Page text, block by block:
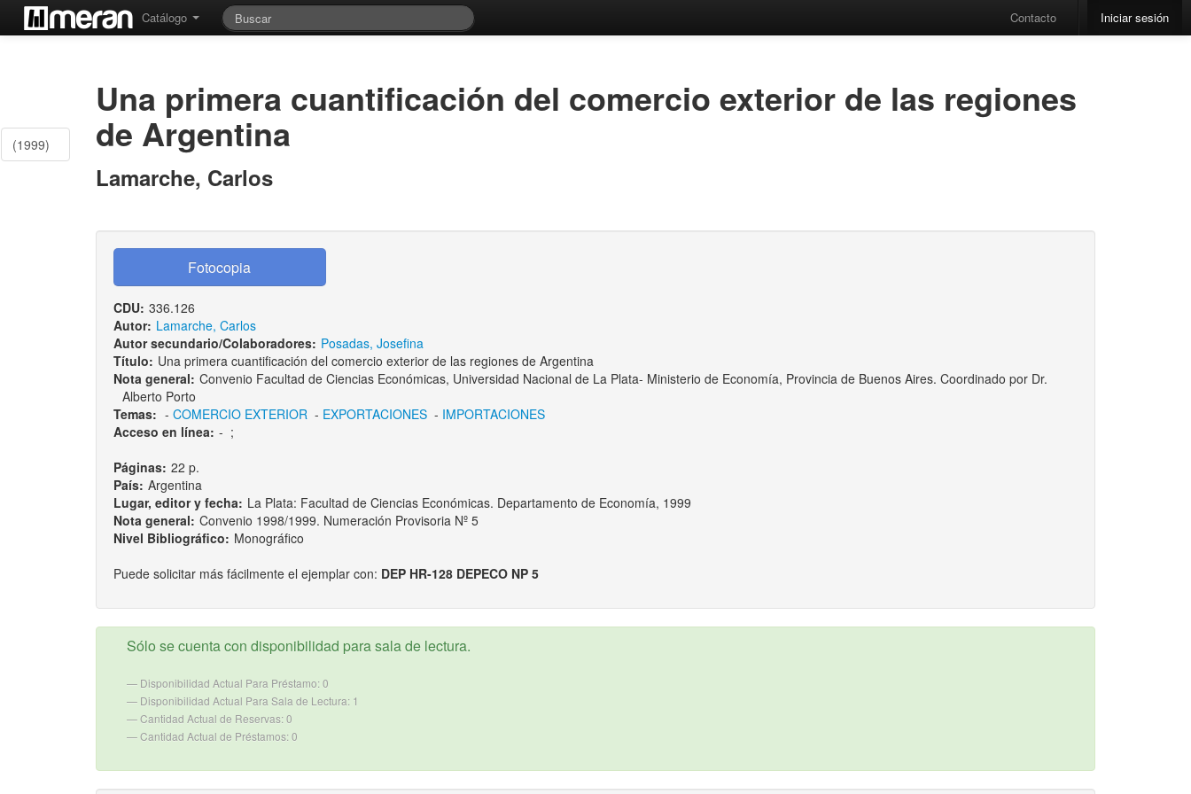
Catálogo Contacto Iniciar sesión
(1999)
Una primera cuantificación del comercio exterior de las regiones
de Argentina
Lamarche, Carlos
CDU: 336.126
Autor: Lamarche, Carlos
Autor secundario/Colaboradores: Posadas, Josefina
Título: Una primera cuantificación del comercio exterior de las regiones de Argentina
Nota general: Convenio Facultad de Ciencias Económicas, Universidad Nacional de La Plata- Ministerio de Economía, Provincia de Buenos Aires. Coordinado por Dr.
Alberto Porto
Temas: - COMERCIO EXTERIOR- EXPORTACIONES- IMPORTACIONES
Acceso en línea: - ;
Páginas: 22 p.
País: Argentina
Lugar, editor y fecha: La Plata: Facultad de Ciencias Económicas. Departamento de Economía, 1999
Nota general: Convenio 1998/1999. Numeración Provisoria Nº 5
Nivel Bibliográfico: Monográfico
Puede solicitar más fácilmente el ejemplar con: DEP HR-128 DEPECO NP 5
Sólo se cuenta con disponibilidad para sala de lectura.
Disponibilidad Actual Para Préstamo: 0
Disponibilidad Actual Para Sala de Lectura: 1
Cantidad Actual de Reservas: 0
Cantidad Actual de Préstamos: 0